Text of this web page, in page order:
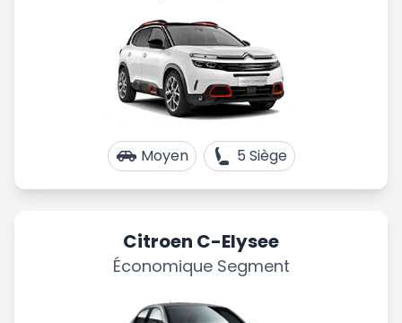
Moyen 5 Siège
Citroen C-Elysee
Économique Segment